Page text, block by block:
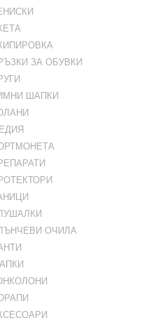
ЗА ОБУВКИ
ШАПКИ
ОЧИЛА